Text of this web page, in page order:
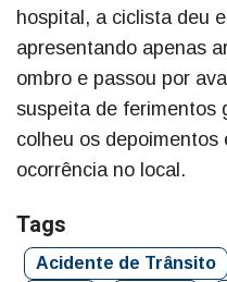
hospital, a ciclista deu
apresentando apenas
ombro e passou por
suspeita de ferimentos
colheu os
ocorrência no local.
Tags
Acidente de Trânsito